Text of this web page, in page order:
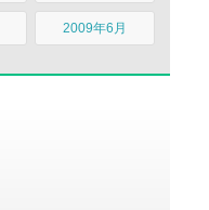
2009年6月